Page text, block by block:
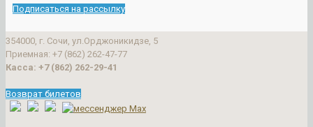
Подписаться на рассылку
354000, г. Сочи, ул.Орджоникидзе, 5
Приемная: +7 (862) 262-47-77
Касса: +7 (862) 262-29-41
Возврат билетов